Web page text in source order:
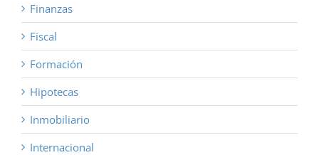
Finanzas
Fiscal
Formación
Hipotecas
Inmobiliario
Internacional